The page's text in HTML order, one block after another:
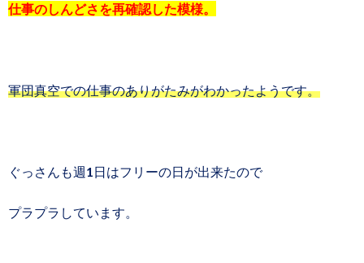
仕事のしんどさを再確認した模様。
軍団真空での仕事のありがたみがわかったようです。
ぐっさんも週1日はフリーの日が出来たので
プラプラしています。